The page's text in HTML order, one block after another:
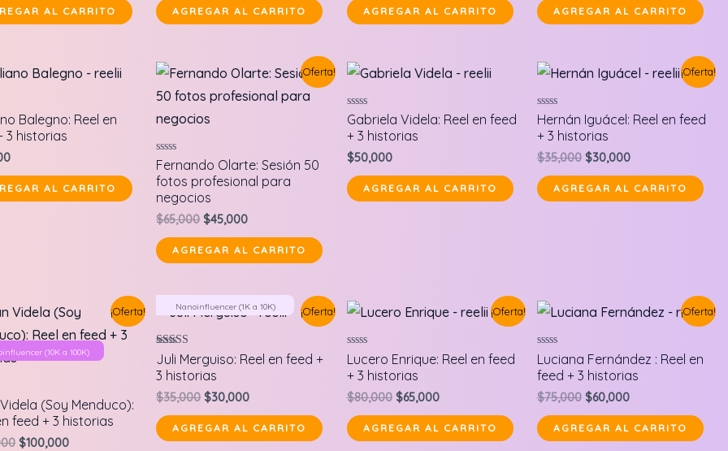
was:
$100,000.
is:
$90,000.
AL CARRITO AGREGAR AL CARRITO AGREGAR AL CARRITO AGREGAR AL CARRITO
Balegno: Reel en
3 historias
AL CARRITO
¡Oferta!
Valorado
en
0
de
5
Fernando Olarte: Sesión 50
fotos profesional para
negocios
$65,000 Original
was:
$65,000.
$45,000Current
is:
$45,000.
AGREGAR AL CARRITO
Valorado
en
0
de
5
Gabriela Videla: Reel en feed
+ 3 historias
$50,000
AGREGAR AL CARRITO
¡Oferta!
Valorado
en
0
de
5
Hernán Iguácel: Reel en feed
+ 3 historias
$35,000 Original
was:
$35,000.
$30,000Current
is:
$30,000.
AGREGAR AL CARRITO
¡Oferta!
(10K a 100K)
(Soy Menduco):
feed + 3 historias
Original
$100,000Current
¡Oferta!
Nanoinfluencer (1K a 10K)
Valorado en
5.00
de 5
Juli Merguiso: Reel en feed +
3 historias
$35,000 Original
was:
$35,000.
$30,000Current
is:
$30,000.
AGREGAR AL CARRITO
¡Oferta!
Valorado
en
0
5
Lucero Enrique: Reel en feed
+ 3 historias
$80,000 Original
was:
$80,000.
$65,000Current
is:
$65,000.
AGREGAR AL CARRITO
¡Oferta!
Valorado
en
0
5
Luciana Fernández : Reel en
feed + 3 historias
$75,000 Original
was:
$75,000.
$60,000Current
is:
$60,000.
AGREGAR AL CARRITO